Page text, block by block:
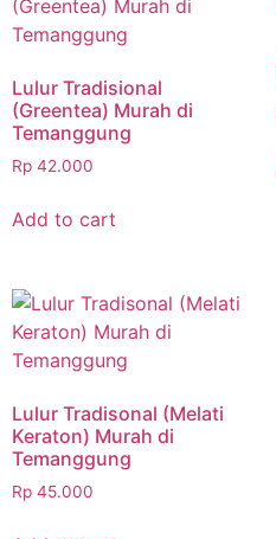
Lulur Tradisional
(Greentea) Murah di
Temanggung
Rp 42.000
Add to cart
Lulur Tradisonal (Melati
Keraton) Murah di
Temanggung
Rp 45.000